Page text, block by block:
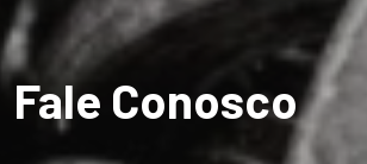
Fale Conosco